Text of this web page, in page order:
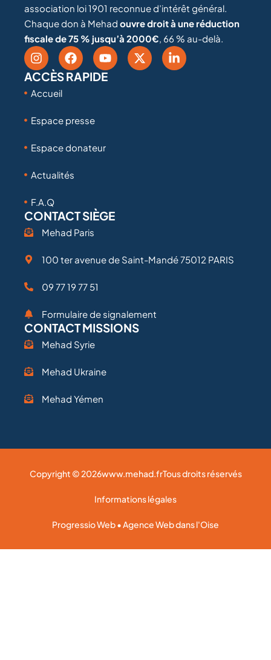
association loi 1901 reconnue d’intérêt général.
Chaque don à Mehad ouvre droit à une réduction
fiscale de 75 % jusqu’à 2000€, 66 % au-delà.
ACCÈS RAPIDE
Accueil
Espace presse
Espace donateur
Actualités
F.A.Q
CONTACT SIÈGE
Mehad Paris
100 ter avenue de Saint-Mandé 75012 PARIS
09 77 19 77 51
Formulaire de signalement
CONTACT MISSIONS
Mehad Syrie
Mehad Ukraine
Mehad Yémen
Copyright © 2026www.mehad.frTous droits réservés
Informations légales
Progressio Web • Agence Web dans l'Oise